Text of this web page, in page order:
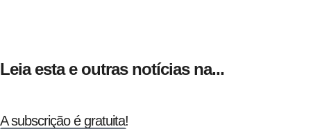
Leia esta e outras notícias na...
A subscrição é gratuita!